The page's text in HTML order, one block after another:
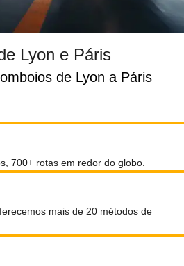
Lyon e Páris
de Lyon a Páris
700+ rotas em redor do globo.
mais de 20 métodos de